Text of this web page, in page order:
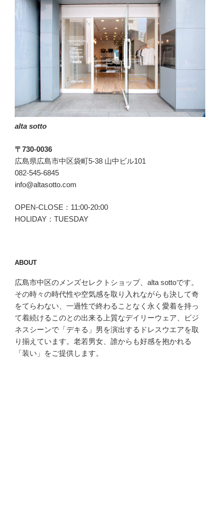
alta sotto
〒730-0036
広島県広島市中区袋町5-38 山中ビル101
082-545-6845
info@altasotto.com
OPEN-CLOSE：11:00-20:00
HOLIDAY：TUESDAY
ABOUT
広島市中区のメンズセレクトショップ、alta sottoです。
その時々の時代性や空気感を取り入れながらも決して奇
をてらわない、一過性で終わることなく永く愛着を持っ
て着続けるこのとの出来る上質なデイリーウェア、ビジ
ネスシーンで「デキる」男を演出するドレスウエアを取
り揃えています。老若男女、誰からも好感を抱かれる
「装い」をご提供します。